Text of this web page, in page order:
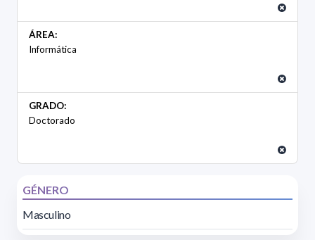
ÁREA:
Informática
GRADO:
Doctorado
GÉNERO
Masculino